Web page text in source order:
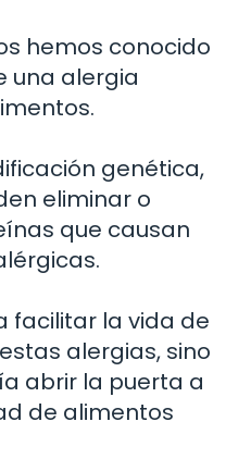
hemos conocido
una alergia
genética,
eliminar o
que causan
facilitar la vida de
alergias, sino
abrir la puerta a
de alimentos